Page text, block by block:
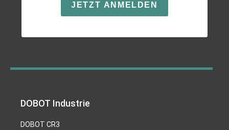
JETZT ANMELDEN
DOBOT Industrie
DOBOT CR3